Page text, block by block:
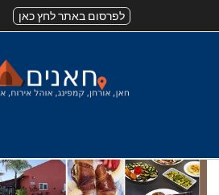
לפרסום באתר לחץ כאן